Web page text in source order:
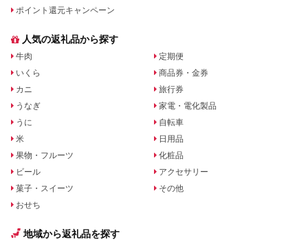
ポイント還元キャンペーン
人気の返礼品から探す
牛肉
いくら
カニ
うなぎ
うに
米
果物・フルーツ
ビール
菓子・スイーツ
おせち
定期便
商品券・金券
旅行券
家電・電化製品
自転車
日用品
化粧品
アクセサリー
その他
地域から返礼品を探す